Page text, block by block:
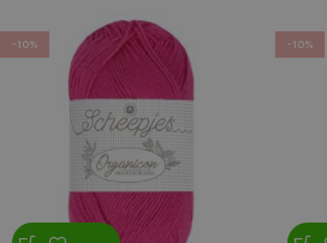
-10% -10%